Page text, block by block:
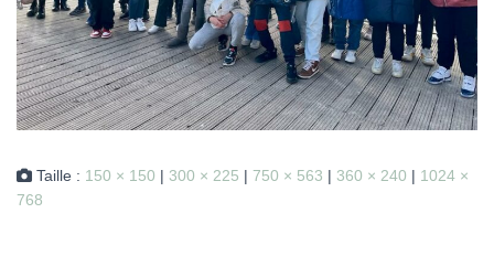
Taille : 150 × 150 | 300 × 225 | 750 × 563 | 360 × 240 | 1024 ×
768